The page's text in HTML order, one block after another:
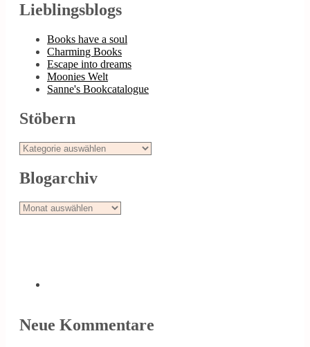
Lieblingsblogs
Books have a soul
Charming Books
Escape into dreams
Moonies Welt
Sanne's Bookcatalogue
Stöbern
Stöbern
Blogarchiv
Blogarchiv
Neue Kommentare